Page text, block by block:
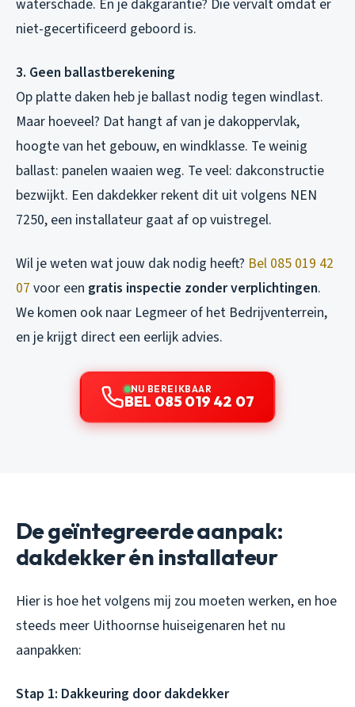
waterschade. En je dakgarantie? Die vervalt omdat er
niet-gecertificeerd geboord is.
3. Geen ballastberekening
Op platte daken heb je ballast nodig tegen windlast.
Maar hoeveel? Dat hangt af van je dakoppervlak,
hoogte van het gebouw, en windklasse. Te weinig
ballast: panelen waaien weg. Te veel: dakconstructie
bezwijkt. Een dakdekker rekent dit uit volgens NEN
7250, een installateur gaat af op vuistregel.
Wil je weten wat jouw dak nodig heeft? Bel 085 019 42
07 voor een gratis inspectie zonder verplichtingen.
We komen ook naar Legmeer of het Bedrijventerrein,
en je krijgt direct een eerlijk advies.
NU BEREIKBAAR
BEL 085 019 42 07
De geïntegreerde aanpak:
dakdekker én installateur
Hier is hoe het volgens mij zou moeten werken, en hoe
steeds meer Uithoornse huiseigenaren het nu
aanpakken:
Stap 1: Dakkeuring door dakdekker